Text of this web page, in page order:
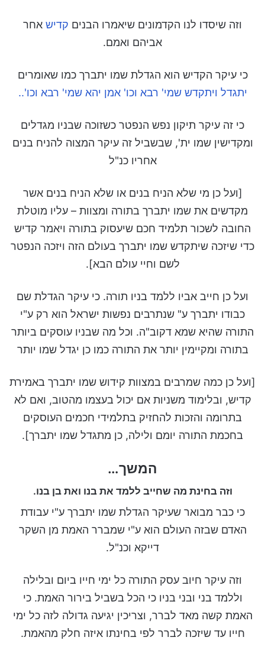
וזה שיסדו לנו הקדמונים שיאמרו הבנים קדיש אחר
אביהם ואמם.
כי עיקר הקדיש הוא הגדלת שמו יתברך כמו שאומרים
יתגדל ויתקדש שמי' רבא וכו' אמן יהא שמי' רבא וכו'..
כי זה עיקר תיקון נפש הנפטר כשזוכה שבניו מגדלים
ומקדישין שמו ית', שבשביל זה עיקר המצוה להניח בנים
אחריו כנ"ל
[ועל כן מי שלא הניח בנים או שלא הניח בנים אשר
מקדשים את שמו יתברך בתורה ומצוות – עליו מוטלת
החובה לשכור תלמיד חכם שיעסוק בתורה ויאמר קדיש
כדי שיזכה שיתקדש שמו יתברך בעולם הזה ויזכה הנפטר
לשם וחיי עולם הבא].
ועל כן חייב אביו ללמד בניו תורה. כי עיקר הגדלת שם
כבודו יתברך ע" שנתרבים נפשות ישראל הוא רק ע"י
התורה שהיא שמא דקוב"ה. וכל מה שבניו עוסקים ביותר
בתורה ומקיימין יותר את התורה כמו כן יגדל שמו יותר
[ועל כן כמה שמרבים במצוות קידוש שמו יתברך באמירת
קדיש, ובלימוד משניות אם יכול בעצמו מהטוב, ואם לא
בתרומה והזכות להחזיק בתלמידי חכמים העוסקים
בחכמת התורה יומם ולילה, כן מתגדל שמו יתברך].
המשך…
וזה בחינת מה שחייב ללמד את בנו ואת בן בנו.
כי כבר מבואר שעיקר הגדלת שמו יתברך ע"י עבודת
האדם שבזה העולם הוא ע"י שמברר האמת מן השקר
דייקא וכנ"ל.
וזה עיקר חיוב עסק התורה כל ימי חייו ביום ובלילה
וללמד בני ובני בניו כי הכל בשביל בירור האמת. כי
האמת קשה מאד לברר, וצריכין יגיעה גדולה לזה כל ימי
חייו עד שיזכה לברר לפי בחינתו איזה חלק מהאמת.